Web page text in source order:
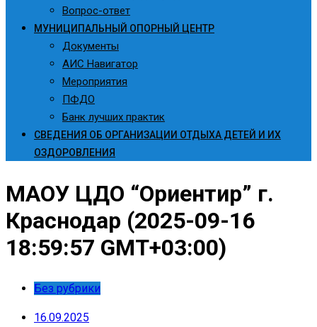
Вопрос-ответ
МУНИЦИПАЛЬНЫЙ ОПОРНЫЙ ЦЕНТР
Документы
АИС Навигатор
Мероприятия
ПФДО
Банк лучших практик
СВЕДЕНИЯ ОБ ОРГАНИЗАЦИИ ОТДЫХА ДЕТЕЙ И ИХ
ОЗДОРОВЛЕНИЯ
МАОУ ЦДО “Ориентир” г.
Краснодар (2025-09-16
18:59:57 GMT+03:00)
Без рубрики
16.09.2025